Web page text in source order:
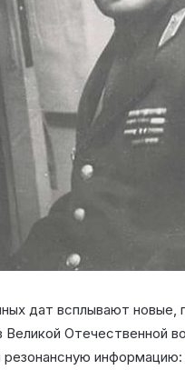
дат всплывают новые,
Великой Отечественной
резонансную